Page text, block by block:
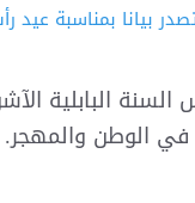
البابلية
الوطن والمهجر.